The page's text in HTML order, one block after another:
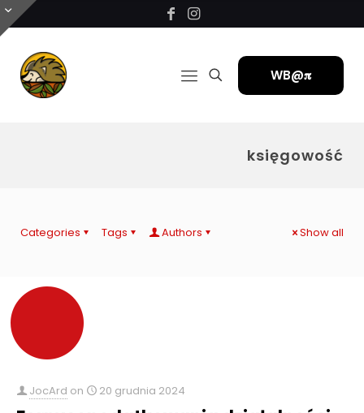
WB@𝛑
księgowość
Categories Tags Authors Show all
JocArd on 20 grudnia 2024